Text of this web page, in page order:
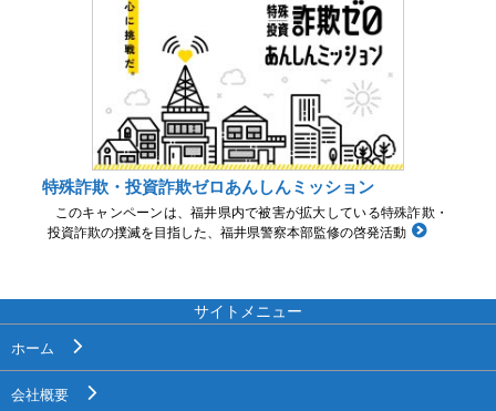
特殊詐欺・投資詐欺ゼロあんしんミッション
このキャンペーンは、福井県内で被害が拡大している特殊詐欺・
投資詐欺の撲滅を目指した、福井県警察本部監修の啓発活動
サイトメニュー
ホーム
会社概要